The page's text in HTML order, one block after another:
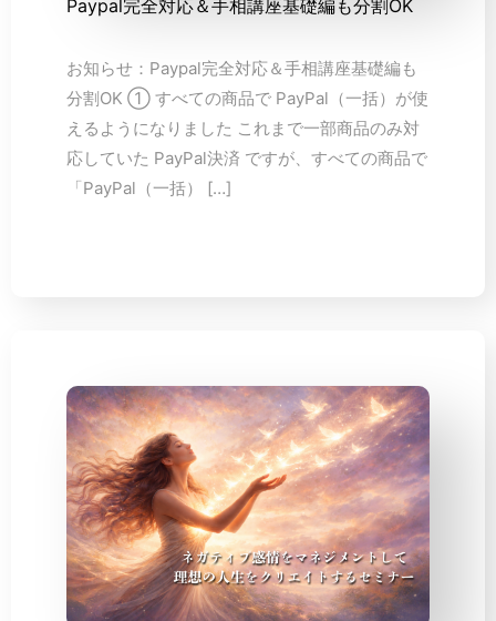
Paypal完全対応＆手相講座基礎編も分割OK
お知らせ：Paypal完全対応＆手相講座基礎編も
分割OK ① すべての商品で PayPal（一括）が使
えるようになりました これまで一部商品のみ対
応していた PayPal決済 ですが、すべての商品で
「PayPal（一括） […]